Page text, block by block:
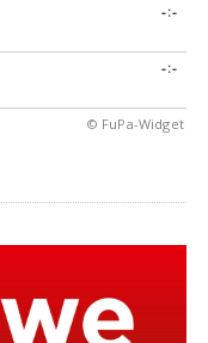
-:-
-:-
© FuPa-Widget